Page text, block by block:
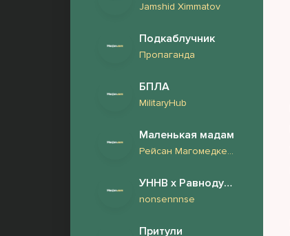
Jamshid Ximmatov
Подкаблучник
Пропаганда
БПЛА
MilitaryHub
Маленькая мадам
Рейсан Магомедкеримов
УННВ x Равнодушие
nonsennnse
Притули